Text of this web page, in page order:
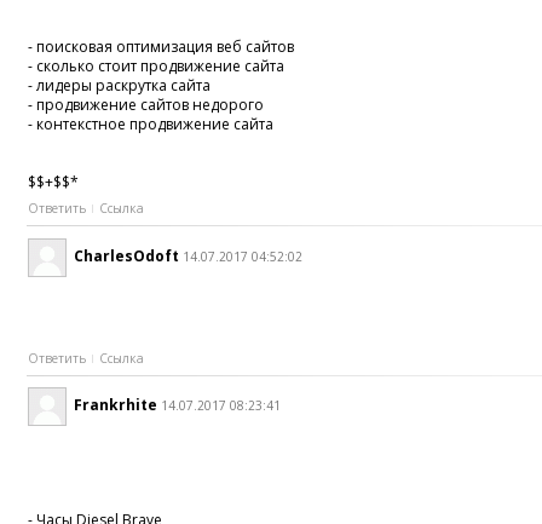
- поисковая оптимизация веб сайтов
- сколько стоит продвижение сайта
- лидеры раскрутка сайта
- продвижение сайтов недорого
- контекстное продвижение сайта
$$+$$*
Ответить Ссылка
CharlesOdoft 14.07.2017 04:52:02
Ответить Ссылка
Frankrhite 14.07.2017 08:23:41